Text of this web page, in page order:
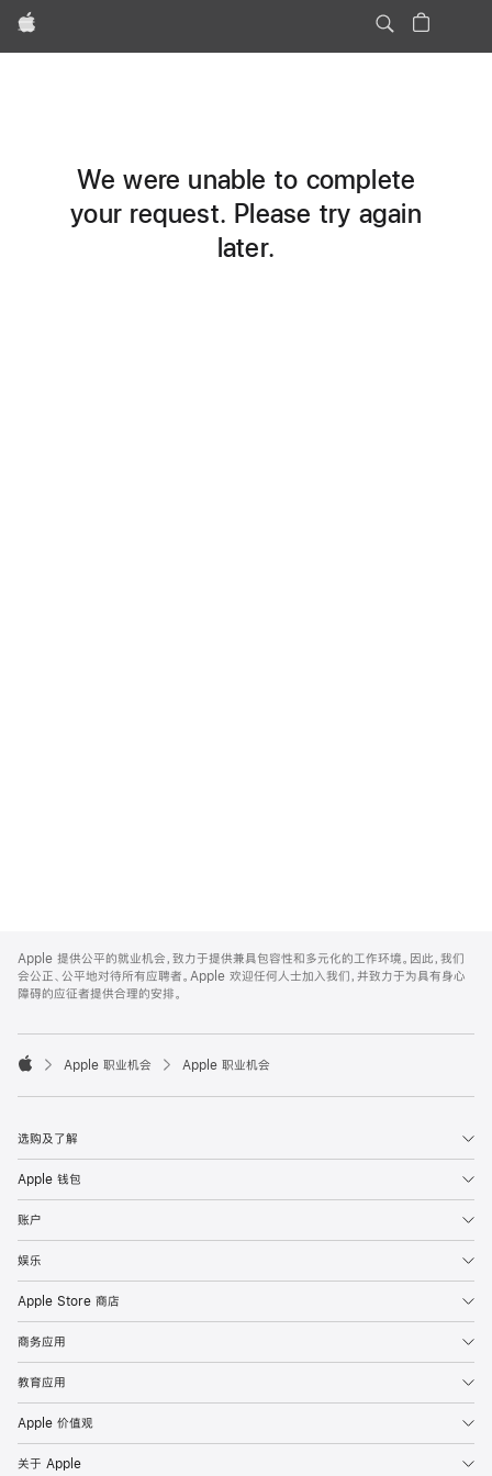
Apple
We were unable to complete
your request. Please try again
later.
Footer
Apple 提供公平的就业机会，致力于提供兼具包容性和多元化的工作环境。因此，我们
会公正、公平地对待所有应聘者。Apple 欢迎任何人士加入我们，并致力于为具有身心
障碍的应征者提供合理的安排。

Apple 职业机会 Apple 职业机会
选购及了解
Apple 钱包
账户
娱乐
Apple Store 商店
商务应用
教育应用
Apple 价值观
关于 Apple